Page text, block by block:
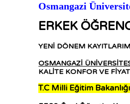
Osmangazi
ERKEK
YENİ DÖNEM
OSMANGAZİ
KALİTE KONFOR VE
T.C Milli Eğitim